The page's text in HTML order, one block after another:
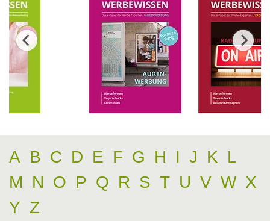
A B C D E F G H I J K L
M
N O P Q R S T U V W X
Y Z